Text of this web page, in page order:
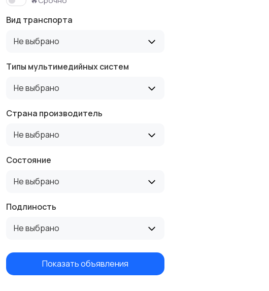
Вид транспорта
Не выбрано
Типы мультимедийных систем
Не выбрано
Страна производитель
Не выбрано
Состояние
Не выбрано
Подлиность
Не выбрано
Показать объявления